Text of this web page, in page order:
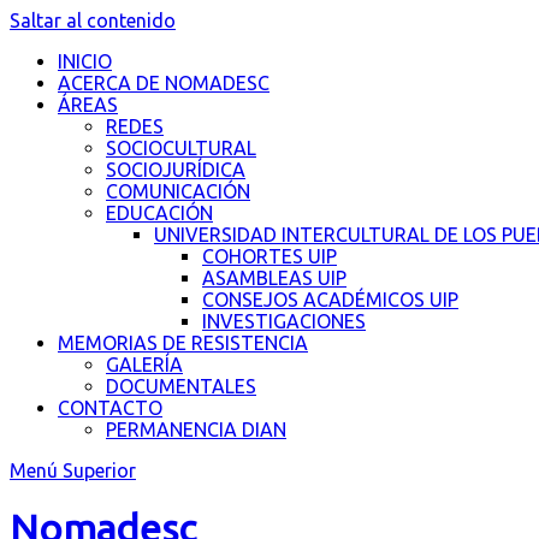
Saltar al contenido
INICIO
ACERCA DE NOMADESC
ÁREAS
REDES
SOCIOCULTURAL
SOCIOJURÍDICA
COMUNICACIÓN
EDUCACIÓN
UNIVERSIDAD INTERCULTURAL DE LOS
COHORTES UIP
ASAMBLEAS UIP
CONSEJOS ACADÉMICOS UIP
INVESTIGACIONES
MEMORIAS DE RESISTENCIA
GALERÍA
DOCUMENTALES
CONTACTO
PERMANENCIA DIAN
Menú Superior
Nomadesc